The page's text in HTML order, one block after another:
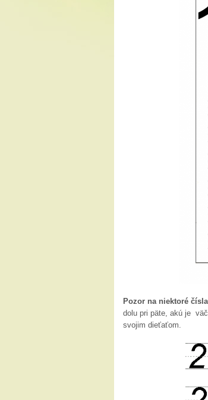
Pozor na niektoré čísla
dolu pri päte, akú je
svojim dieťaťom.